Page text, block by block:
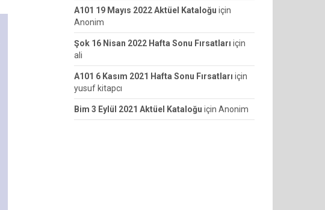
A101 19 Mayıs 2022 Aktüel Kataloğu için
Anonim
Şok 16 Nisan 2022 Hafta Sonu Fırsatları için
ali
A101 6 Kasım 2021 Hafta Sonu Fırsatları için
yusuf kitapcı
Bim 3 Eylül 2021 Aktüel Kataloğu için Anonim